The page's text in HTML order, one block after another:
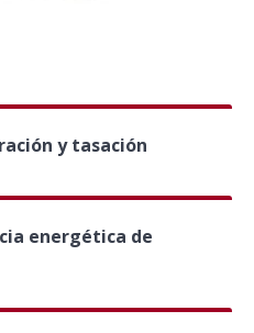
y tasación
energética de